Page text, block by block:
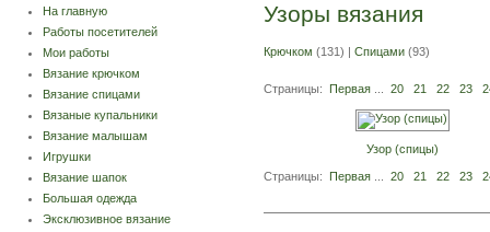
На главную
Работы посетителей
Мои работы
Вязание крючком
Вязание спицами
Вязаные купальники
Вязание малышам
Игрушки
Вязание шапок
Большая одежда
Эксклюзивное вязание
Узоры вязания
Крючком (131) | Спицами (93)
Страницы: Первая 20 21 22 23
Узор (спицы)
Страницы: Первая 20 21 22 23